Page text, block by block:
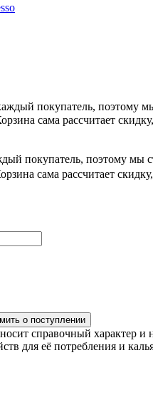
покупатель, поэтому
сама рассчитает
покупатель, поэтому мы
сама рассчитает
Уведомить о поступлении
справочный характер и
для её потребления и